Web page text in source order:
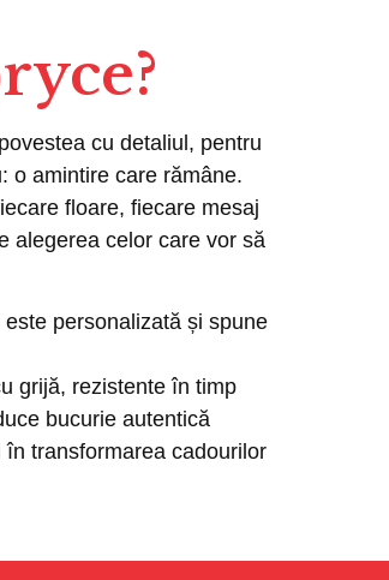
cu detaliul, pentru
o amintire care rămâne.
floare, fiecare mesaj
alegerea celor care vor să
personalizată și spune
grijă, rezistente în timp
bucurie autentică
în transformarea cadourilor